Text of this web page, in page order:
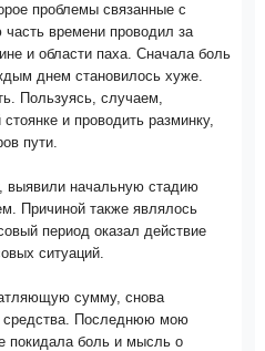
проблемы связанные с
времени проводил за
и области паха. Сначала боль
днем становилось хуже.
Пользуясь, случаем,
и проводить разминку,
пути.
выявили начальную стадию
Причиной также являлось
период оказал действие
ситуаций.
сумму, снова
средства. Последнюю мою
покидала боль и мысль о